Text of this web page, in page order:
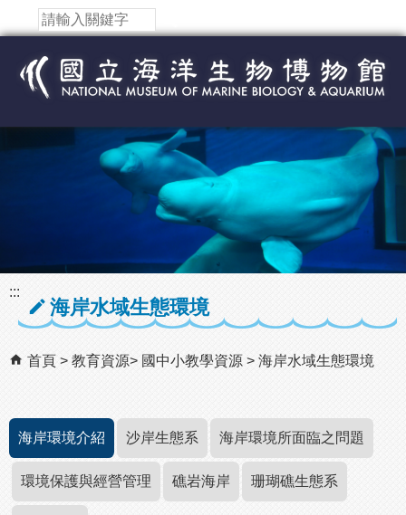
跳到主要內容區塊
:::
海岸水域生態環境
首頁 教育資源 國中小教學資源 海岸水域生態環境
海岸環境介紹 沙岸生態系 海岸環境所面臨之問題
環境保護與經營管理 礁岩海岸 珊瑚礁生態系